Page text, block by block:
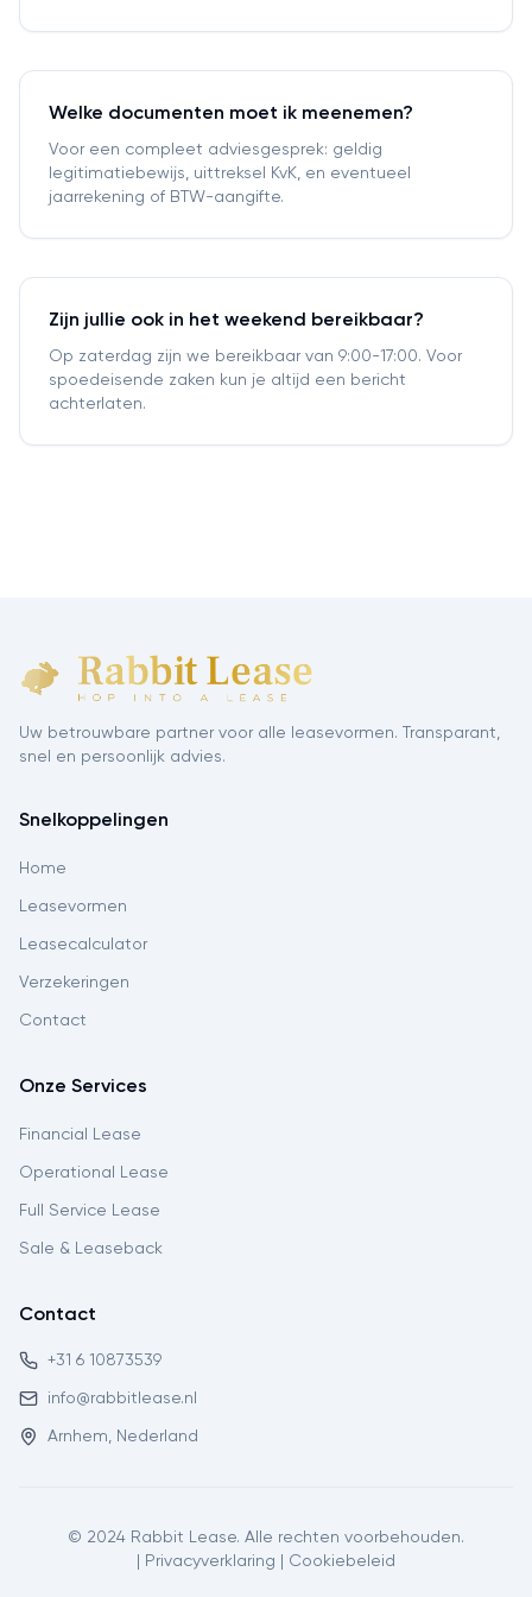
Welke documenten moet ik meenemen?
Voor een compleet adviesgesprek: geldig
legitimatiebewijs, uittreksel KvK, en eventueel
jaarrekening of BTW-aangifte.
Zijn jullie ook in het weekend bereikbaar?
Op zaterdag zijn we bereikbaar van 9:00-17:00. Voor
spoedeisende zaken kun je altijd een bericht
achterlaten.
Uw betrouwbare partner voor alle leasevormen. Transparant,
snel en persoonlijk advies.
Snelkoppelingen
Home
Leasevormen
Leasecalculator
Verzekeringen
Contact
Onze Services
Financial Lease
Operational Lease
Full Service Lease
Sale & Leaseback
Contact
+31 6 10873539
info@rabbitlease.nl
Arnhem, Nederland
© 2024 Rabbit Lease. Alle rechten voorbehouden.
Privacyverklaring Cookiebeleid